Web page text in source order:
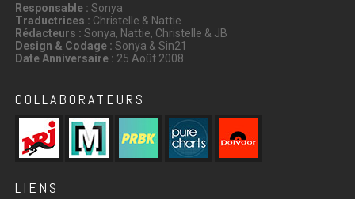
Responsable : Sonya
Traductrices : Christelle & Nattie
Rédacteurs : Sonya, Nattie, Christelle & JB
Design & Codage : Sonya & Sin21
Date Anniversaire : 25 Août 2008
COLLABORATEURS
LIENS